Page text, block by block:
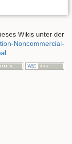
Wikis unter der
Noncommercial-